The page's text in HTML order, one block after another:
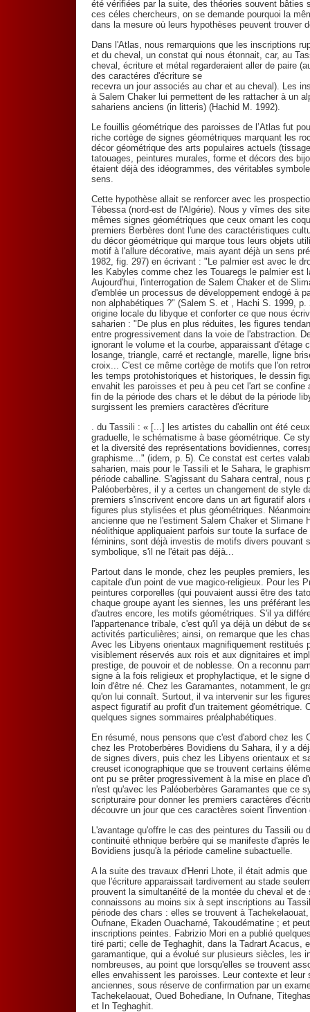
été vérifiées par la suite, des théories souvent bâties
ces céles chercheurs, on se demande pourquoi la
dans la mesure où leurs hypothèses peuvent trouver
Dans l'Atlas, nous remarquions que les inscriptions
et du cheval, un constat qui nous étonnait, car, au
cheval, écriture et métal regarderaient aller de paire
des caractéres d'écriture se
recevra un jour associés au char et au cheval). Les
à Salem Chaker lui permettent de les rattacher à un
sahariens anciens (in litteris) (Hachid M. 1992).
Le fouillis géométrique des paroisses de l’Atlas fut
riche cortège de signes géométriques marquant les
décor géométrique des arts populaires actuels
tatouages, peintures murales, forme et décors des
étaient déjà des idéogrammes, des véritables
sens.
Cette hypothèse allait se renforcer avec les
Tébessa (nord-est de l'Algérie). Nous y vîmes des
mêmes signes géométriques que ceux ornant les
premiers Berbères dont l'une des caractéristiques
du décor géométrique qui marque tous leurs objets
motif à l'allure décorative, mais ayant déjà un sens
1982, fig. 297) en écrivant : "Le palmier est avec le
les Kabyles comme chez les Touaregs le palmier est
Aujourd'hui, l'interrogation de Salem Chaker et de
d'emblée un processus de développement endogé à
non alphabétiques ?" (Salem S. et , Hachi S. 1999,
origine locale du libyque et conforter ce que nous
saharien : "De plus en plus réduites, les figures
entre progressivement dans la voie de l'abstraction.
ignorant le volume et la courbe, apparaissant
losange, triangle, carré et rectangle, marelle, ligne
croix... C'est ce même cortège de motifs que l'on
les temps protohistoriques et historiques, le dessin
envahit les paroisses et peu à peu cet l'art se
fin de la période des chars et le début de la période
surgissent les premiers caractères d'écriture
. du Tassili : « [...] les artistes du caballin ont été
graduelle, le schématisme à base géométrique. Ce
et la diversité des représentations bovidiennes,
graphisme..." (idem, p. 5). Ce constat est certes
saharien, mais pour le Tassili et le Sahara, le
période caballine. S'agissant du Sahara central,
Paléoberbères, il y a certes un changement de style
premiers s'inscrivent encore dans un art figuratif
figures plus stylisées et plus géométriques.
ancienne que ne l'estiment Salem Chaker et Slimane
néolithique appliquaient parfois sur toute la surface
féminins, sont déjà investis de motifs divers pouvant
symbolique, s'il ne l'était pas déjà...
Partout dans le monde, chez les peuples premiers,
capitale d'un point de vue magico-religieux. Pour les
peintures corporelles (qui pouvaient aussi être des
chaque groupe ayant les siennes, les uns préférant
d'autres encore, les motifs géométriques. S'il ya
l'appartenance tribale, c'est qu'il ya déjà un début de
activités particulières; ainsi, on remarque que les
Avec les Libyens orientaux magnifiquement restitués
visiblement réservés aux rois et aux dignitaires et
prestige, de pouvoir et de noblesse. On a reconnu
signe à la fois religieux et prophylactique, et le signe
loin d'être né. Chez les Garamantes, notamment, le
qu'on lui connaît. Surtout, il va intervenir sur les
aspect figuratif au profit d'un traitement géométrique.
quelques signes sommaires préalphabétiques.
En résumé, nous pensons que c'est d'abord chez
chez les Protoberbères Bovidiens du Sahara, il y a
de signes divers, puis chez les Libyens orientaux et
creuset iconographique que se trouvent certains
ont pu se prêter progressivement à la mise en place
n'est qu'avec les Paléoberbères Garamantes que ce
scripturaire pour donner les premiers caractères
découvre un jour que ces caractères soient
L'avantage qu'offre le cas des peintures du Tassili ou
continuité ethnique berbère qui se manifeste d'après
Bovidiens jusqu'à la période cameline subactuelle.
A la suite des travaux d'Henri Lhote, il était admis
que l'écriture apparaissait tardivement au stade
prouvent la simultanéité de la montée du cheval et
connaissons au moins six à sept inscriptions au
période des chars : elles se trouvent à
Oufnane, Ekaden Ouacharné, Takoudématine ; et
inscriptions peintes. Fabrizio Mori en a publié
tiré parti; celle de Teghaghit, dans la Tadrart Acacus,
garamantique, qui a évolué sur plusieurs siècles, les
nombreuses, au point que lorsqu'elles se trouvent
elles envahissent les paroisses. Leur contexte et
anciennes, sous réserve de confirmation par un
Tachekelaouat, Oued Bohediane, In Oufnane,
et In Teghaghit.